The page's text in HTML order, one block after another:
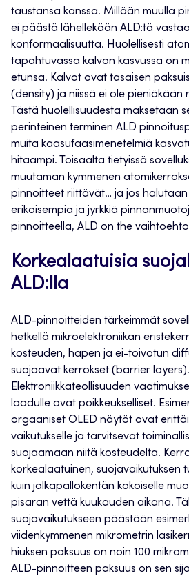
taustansa kanssa. Millään muulla
ei päästä lähellekään ALD:tä
konformaalisuutta. Huolellisesti
tapahtuvassa kalvon kasvussa on
etunsa. Kalvot ovat tasaisen
(density) ja niissä ei ole pieniäkään
Tästä huolellisuudesta maksetaan
perinteinen terminen ALD
muita kaasufaasimenetelmiä
hitaampi. Toisaalta tietyissä
muutaman kymmenen
pinnoitteet riittävät… ja jos
erikoisempia ja jyrkkiä
pinnoitteella, ALD on the
Korkealaatuisia
ALD:lla
ALD-pinnoitteiden tärkeimmät
hetkellä mikroelektroniikan
kosteuden, hapen ja ei-toivotun
suojaavat kerrokset (barrier layers).
Elektroniikkateollisuuden
laadulle ovat poikkeukselliset.
orgaaniset OLED näytöt ovat
vaikutukselle ja tarvitsevat
suojaamaan niitä kosteudelta.
korkealaatuinen, suojavaikutuksen
kuin jalkapallokentän kokoiselle
pisaran vettä kuukauden aikana.
suojavaikutukseen päästään
viidenkymmenen mikrometrin
hiuksen paksuus on noin 100
ALD-pinnoitteen paksuus on sen